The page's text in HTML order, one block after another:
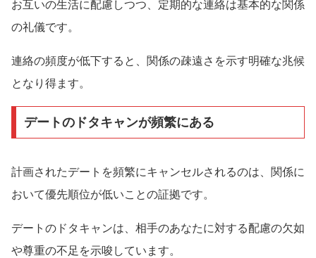
お互いの生活に配慮しつつ、定期的な連絡は基本的な関係
の礼儀です。
連絡の頻度が低下すると、関係の疎遠さを示す明確な兆候
となり得ます。
デートのドタキャンが頻繁にある
計画されたデートを頻繁にキャンセルされるのは、関係に
おいて優先順位が低いことの証拠です。
デートのドタキャンは、相手のあなたに対する配慮の欠如
や尊重の不足を示唆しています。